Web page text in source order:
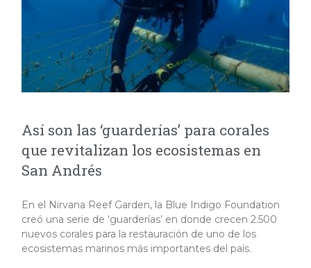
Así son las ‘guarderías’ para corales
que revitalizan los ecosistemas en
San Andrés
En el Nirvana Reef Garden, la Blue Indigo Foundation
creó una serie de ‘guarderías’ en donde crecen 2.500
nuevos corales para la restauración de uno de los
ecosistemas marinos más importantes del país.